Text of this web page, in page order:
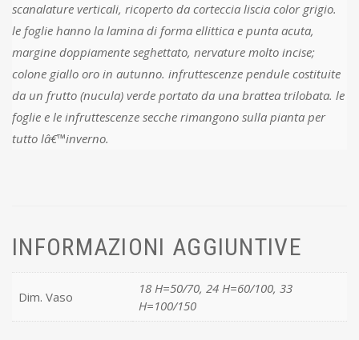
scanalature verticali, ricoperto da corteccia liscia color grigio.
le foglie hanno la lamina di forma ellittica e punta acuta,
margine doppiamente seghettato, nervature molto incise;
colone giallo oro in autunno. infruttescenze pendule costituite
da un frutto (nucula) verde portato da una brattea trilobata. le
foglie e le infruttescenze secche rimangono sulla pianta per
tutto lâ€™inverno.
INFORMAZIONI AGGIUNTIVE
Dim. Vaso
18 H=50/70, 24 H=60/100, 33
H=100/150